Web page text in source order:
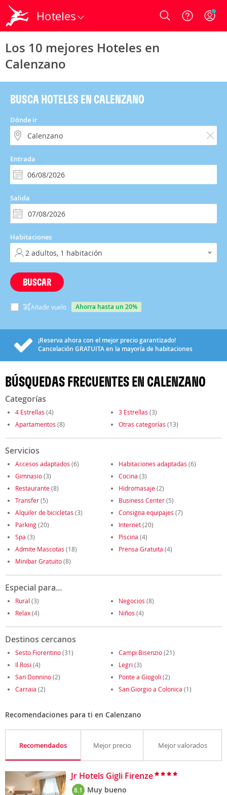
Hoteles Login
Los 10 mejores Hoteles en
Calenzano
BUSCA HOTELES EN CALENZANO
Dónde ir
Entrada
Salida
Habitaciones
BUSCAR
Añadir vuelo ahorra hasta un 20%
¡Reserva ahora con el mejor precio garantizado!
Cancelación GRATUITAen la mayoría de habitaciones
BÚSQUEDAS FRECUENTES EN CALENZANO
Categorías
4 Estrellas (4) 3 Estrellas (3)
Apartamentos (8) Otras categorías (13)
Servicios
Accesos adaptados (6) Habitaciones adaptadas (6)
Gimnasio(3) Cocina (3)
Restaurante(8) Hidromasaje(2)
Transfer(5) Business Center(5)
Alquiler de bicicletas (3) Consigna equipajes (7)
Parking(20) Internet(20)
Spa (3) Piscina (4)
Admite Mascotas (18) Prensa Gratuita (4)
Minibar Gratuito(8)
Especial para...
Rural (3) Negocios (8)
Relax(4) Niños (4)
Destinos cercanos
Sesto Fiorentino(31) Campi Bisenzio(21)
Il Rosi (4) Legri (3)
San Donnino(2) Ponte a Giogoli (2)
Carraia (2) San Giorgio a Colonica (1)
Recomendaciones para ti en Calenzano
Recomendados Mejor precio Mejor valorados
Jr Hotels Gigli Firenze
8.1 Muy bueno